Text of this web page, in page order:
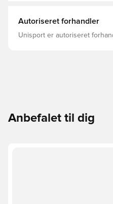
Autoriseret forhandler
Unisport er autoriseret
Anbefalet til dig